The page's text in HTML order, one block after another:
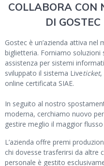
COLLABORA CON
DI
Gostec è un’azienda attiva nel
biglietteria. Forniamo
assistenza per sistemi
sviluppato il sistema Liveticket,
online certificata SIAE.
In seguito al nostro
moderna, cerchiamo nuovo
gestire meglio il maggior
L’azienda offre premi
chi dovesse trasferirsi da altre
personale è gestito